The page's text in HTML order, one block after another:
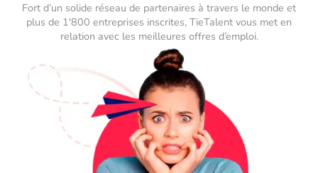
Fort d’un solide réseau de partenaires à travers le monde et
plus de 1'800 entreprises inscrites, TieTalent vous met en
relation avec les meilleures offres d’emploi.